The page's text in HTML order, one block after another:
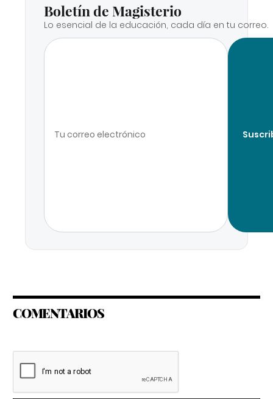
Boletín de Magisterio
Lo esencial de la educación, cada día en tu correo.
COMENTARIOS